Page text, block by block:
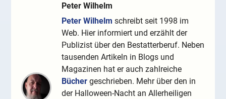
Peter Wilhelm
Peter Wilhelm schreibt seit 1998 im
Web. Hier informiert und erzählt der
Publizist über den Bestatterberuf. Neben
tausenden Artikeln in Blogs und
Magazinen hat er auch zahlreiche
Bücher geschrieben. Mehr über den in
der Halloween-Nacht an Allerheiligen